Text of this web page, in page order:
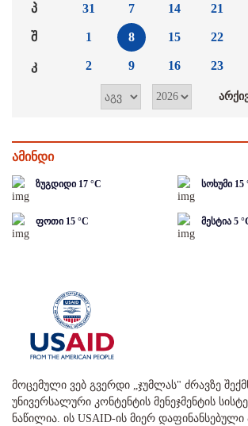
პ
შ
კ
31
1
2
7
8
9
14
15
16
21
22
23
ამინდი
ზუგდიდი 17 °C სოხუმი 15
ფოთი 15 °C მესტია 5
მოცემული ვებ გვერდი „ჯუმლას" ძრავზე
უნივერსალური კონტენტის მენეჯმენტის
ნაწილია. ის USAID-ის მიერ